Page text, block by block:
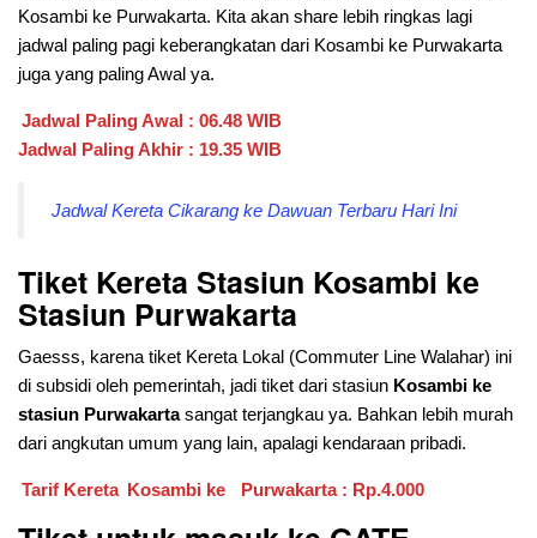
Kosambi ke Purwakarta. Kita akan share lebih ringkas lagi
jadwal paling pagi keberangkatan dari Kosambi ke Purwakarta
juga yang paling Awal ya.
Jadwal Paling Awal : 06.48 WIB
Jadwal Paling Akhir : 19.35 WIB
Jadwal Kereta Cikarang ke Dawuan Terbaru Hari Ini
Tiket Kereta Stasiun Kosambi ke
Stasiun Purwakarta
Gaesss, karena tiket Kereta Lokal (Commuter Line Walahar) ini
di subsidi oleh pemerintah, jadi tiket dari stasiun Kosambi ke
stasiun Purwakartasangat terjangkau ya. Bahkan lebih murah
dari angkutan umum yang lain, apalagi kendaraan pribadi.
Tarif Kereta Kosambi ke Purwakarta : Rp.4.000